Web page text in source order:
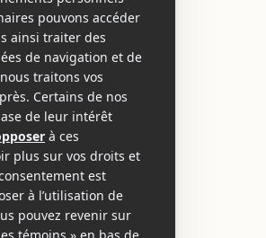
Mercredi
12
août